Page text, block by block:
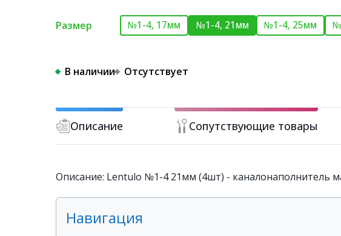
Размер №1-4, 17мм №1-4, 21мм №1-4, 25мм
В наличии Отсутствует
Описание Сопутствующие товары
Описание: Lentulo №1-4 21мм (4шт) - каналонаполнитель
Навигация